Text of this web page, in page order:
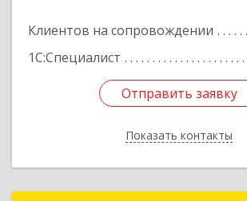
Клиентов на сопровождении
1С:Специалист
Отправить заявку
Показать контакты
Отправить заявку
Назад